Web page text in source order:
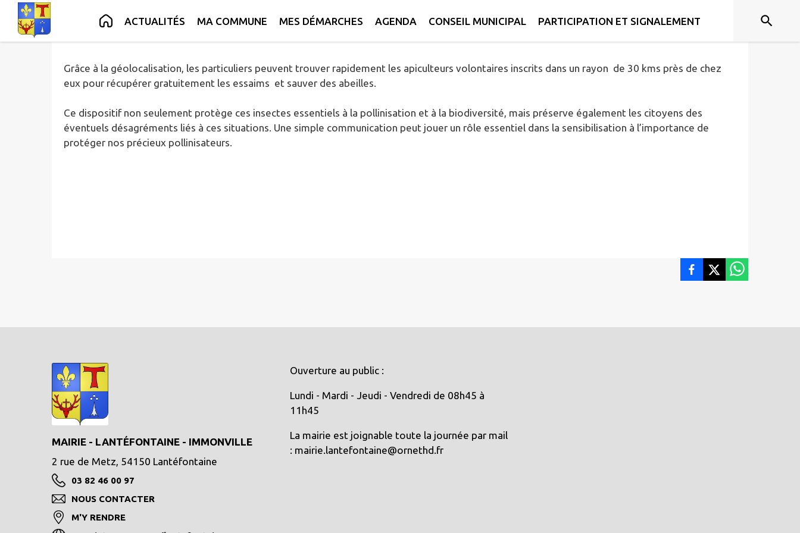
Contenu Menu Recherche Pied de page
ACTUALITÉS MA COMMUNE MES DÉMARCHES AGENDA CONSEIL MUNICIPAL PARTICIPATION ET SIGNALEMENT
www.sos-essaim.com
est une des plateformes pour la récupération des essaims et la sauvegarde des abeilles en France.
SOS Essaim met en relation les particuliers découvrant un essaim d’abeilles et des apiculteurs à proximité, via géolocalisation.
Grâce à la géolocalisation, les particuliers peuvent trouver rapidement les apiculteurs volontaires inscrits dans un rayon de 30 kms près de chez
eux pour récupérer gratuitement les essaims et sauver des abeilles.
Ce dispositif non seulement protège ces insectes essentiels à la pollinisation et à la biodiversité, mais préserve également les citoyens des
éventuels désagréments liés à ces situations. Une simple communication peut jouer un rôle essentiel dans la sensibilisation à l’importance de
protéger nos précieux pollinisateurs.
MAIRIE - LANTÉFONTAINE - IMMONVILLE
2 rue de Metz, 54150 Lantéfontaine
03 82 46 00 97
NOUS CONTACTER
M'Y RENDRE
Ouverture au public :
Lundi - Mardi - Jeudi - Vendredi de 08h45 à
11h45
La mairie est joignable toute la journée par mail
: mairie.lantefontaine@ornethd.fr